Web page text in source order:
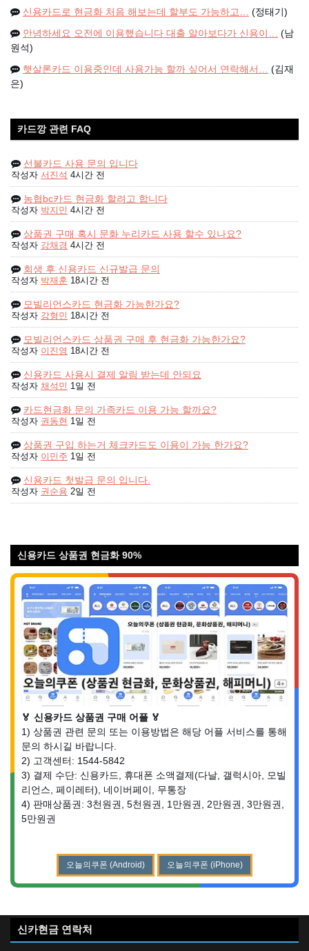
신용카드로 현금화 처음 해보는데 할부도 가능하고… (정태기)
안녕하세요 오전에 이용했습니다 대출 알아보다가 신용이… (남
원석)
햇살론카드 이용중인데 사용가능 할까 싶어서 연락해서… (김재
은)
카드깡 관련 FAQ
선불카드 사용 문의 입니다
작성자 서진석 4시간 전
농협bc카드 현금화 할려고 합니다
작성자 박지민 4시간 전
상품권 구매 혹시 문화 누리카드 사용 할수 있나요?
작성자 강채경 4시간 전
회생 후 신용카드 신규발급 문의
작성자 박재훈 18시간 전
모빌리언스카드 현금화 가능한가요?
작성자 강형민 18시간 전
모빌리언스카드 상품권 구매 후 현금화 가능한가요?
작성자 이진영 18시간 전
신용카드 사용시 결제 알림 받는데 안되요
작성자 채석민 1일 전
카드현금화 문의 가족카드 이용 가능 할까요?
작성자 권동현 1일 전
상품권 구입 하는거 체크카드도 이용이 가능 한가요?
작성자 이민주 1일 전
신용카드 첫발급 문의 입니다.
작성자 권순용 2일 전
신용카드 상품권 현금화 90%
🏅 신용카드 상품권 구매 어플 🏅
1) 상품권 관련 문의 또는 이용방법은 해당 어플 서비스를 통해
문의 하시길 바랍니다.
2) 고객센터: 1544-5842
3) 결제 수단: 신용카드, 휴대폰 소액결제(다날, 갤럭시아, 모빌
리언스, 페이레터), 네이버페이, 무통장
4) 판매상품권: 3천원권, 5천원권, 1만원권, 2만원권, 3만원권,
5만원권
오늘의쿠폰 (Android) 오늘의쿠폰 (iPhone)
신카현금 연락처